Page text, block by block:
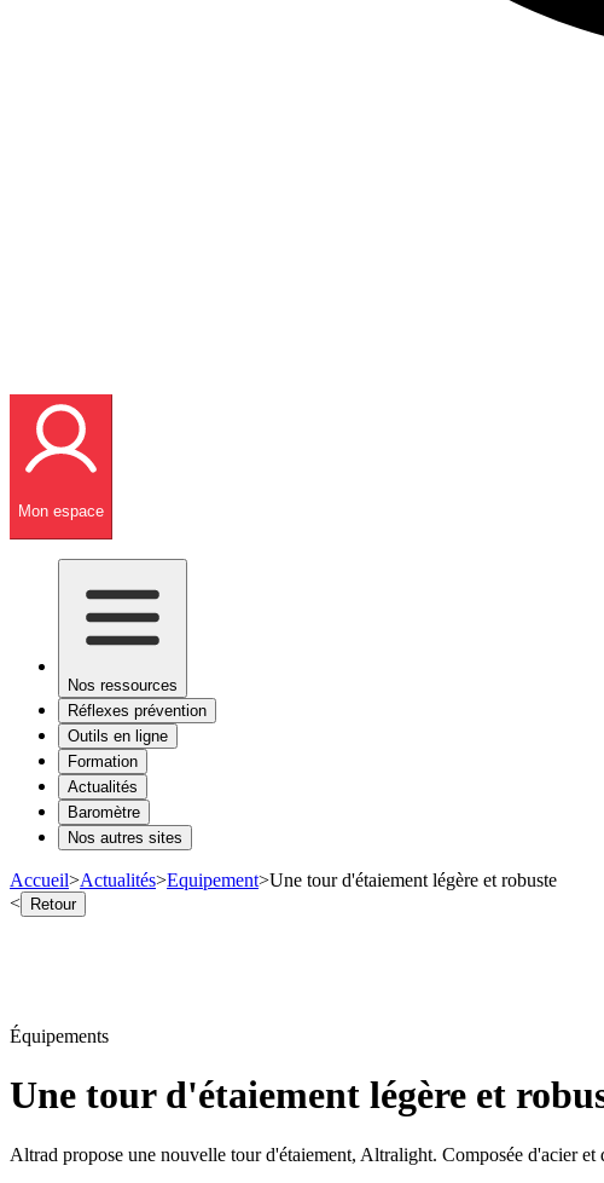
Mon espace
Nos ressources
Réflexes prévention
Outils en ligne
Formation
Actualités
Baromètre
Nos autres sites
Accueil>Actualités>Equipement>Une tour d'étaiement légère et robuste
< Retour
Équipements
Une tour d'étaiement légère et
Altrad propose une nouvelle tour d'étaiement, Altralight. Composée d'acier et